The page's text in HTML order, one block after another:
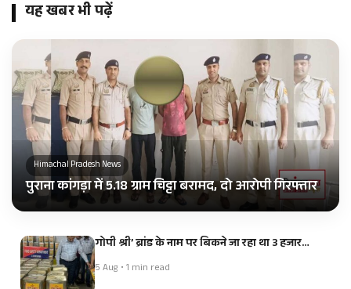
यह खबर भी पढ़ें
Himachal Pradesh News
पुराना कांगड़ा में 5.18 ग्राम चिट्टा बरामद, दो आरोपी गिरफ्तार
गोपी श्री’ ब्रांड के नाम पर बिकने जा रहा था 3 हजार…
5 Aug • 1 min read